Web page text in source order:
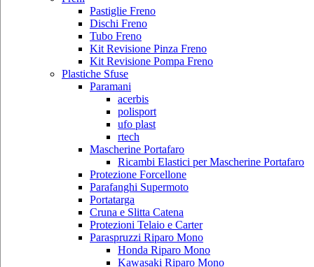
Pastiglie Freno
Dischi Freno
Tubo Freno
Kit Revisione Pinza Freno
Kit Revisione Pompa Freno
Plastiche Sfuse
Paramani
acerbis
polisport
ufo plast
rtech
Mascherine Portafaro
Ricambi Elastici per Mascherine Portafaro
Protezione Forcellone
Parafanghi Supermoto
Portatarga
Cruna e Slitta Catena
Protezioni Telaio e Carter
Paraspruzzi Riparo Mono
Honda Riparo Mono
Kawasaki Riparo Mono